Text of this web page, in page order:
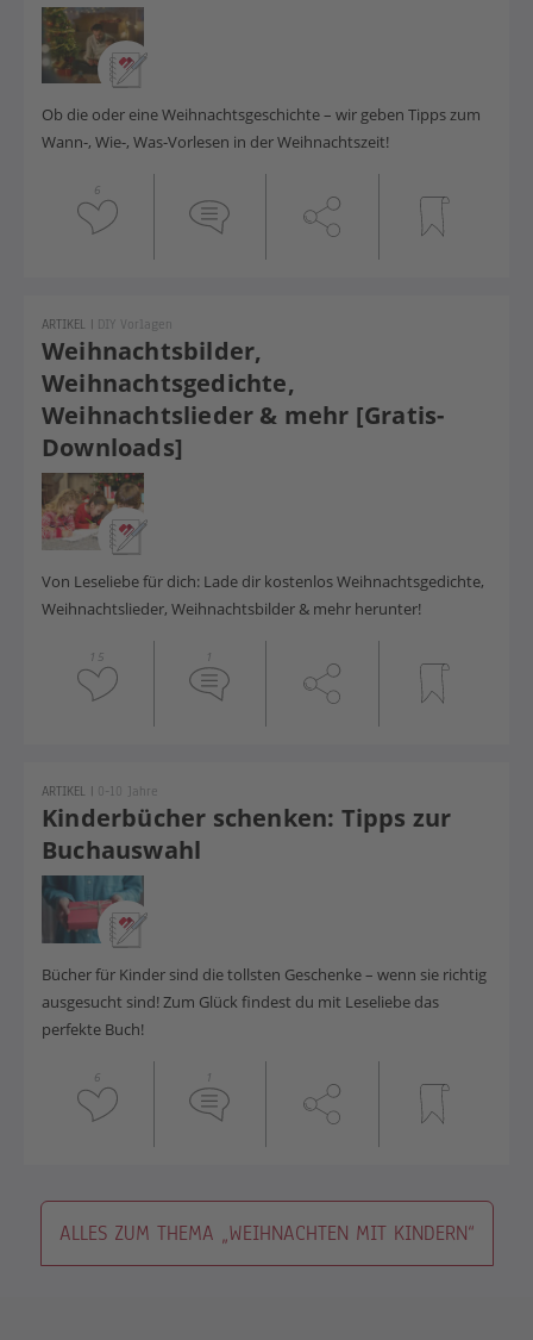
Ob die oder eine Weihnachtsgeschichte – wir geben Tipps zum
Wann-, Wie-, Was-Vorlesen in der Weihnachtszeit!
6
Weihnachtsbilder,
Weihnachtsgedichte,
Weihnachtslieder & mehr [Gratis-
Downloads]
ARTIKEL | DIY Vorlagen
Von Leseliebe für dich: Lade dir kostenlos Weihnachtsgedichte,
Weihnachtslieder, Weihnachtsbilder & mehr herunter!
15 1
Kinderbücher schenken: Tipps zur
Buchauswahl
ARTIKEL | 0-10 Jahre
Bücherfür Kinder sind die tollsten Geschenke– wenn sie richtig
ausgesucht sind! Zum Glück findest du mit Leseliebe das
perfekte Buch!
6 1
ALLES ZUM THEMA „WEIHNACHTEN MIT KINDERN“